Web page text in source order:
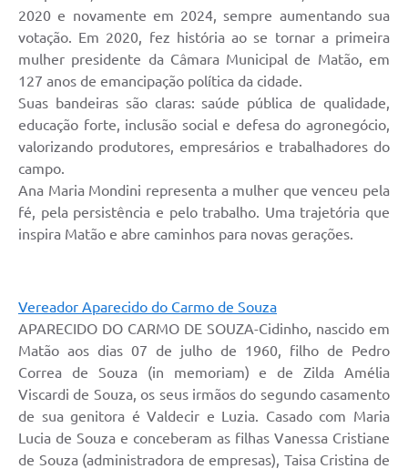
2020 e novamente em 2024, sempre aumentando sua
votação. Em 2020, fez história ao se tornar a primeira
mulher presidente da Câmara Municipal de Matão, em
127 anos de emancipação política da cidade.
Suas bandeiras são claras: saúde pública de qualidade,
educação forte, inclusão social e defesa do agronegócio,
valorizando produtores, empresários e trabalhadores do
campo.
Ana Maria Mondini representa a mulher que venceu pela
fé, pela persistência e pelo trabalho. Uma trajetória que
inspira Matão e abre caminhos para novas gerações.
Vereador Aparecido do Carmo de Souza
APARECIDO DO CARMO DE SOUZA-Cidinho, nascido em
Matão aos dias 07 de julho de 1960, filho de Pedro
Correa de Souza (in memoriam) e de Zilda Amélia
Viscardi de Souza, os seus irmãos do segundo casamento
de sua genitora é Valdecir e Luzia. Casado com Maria
Lucia de Souza e conceberam as filhas Vanessa Cristiane
de Souza (administradora de empresas), Taisa Cristina de